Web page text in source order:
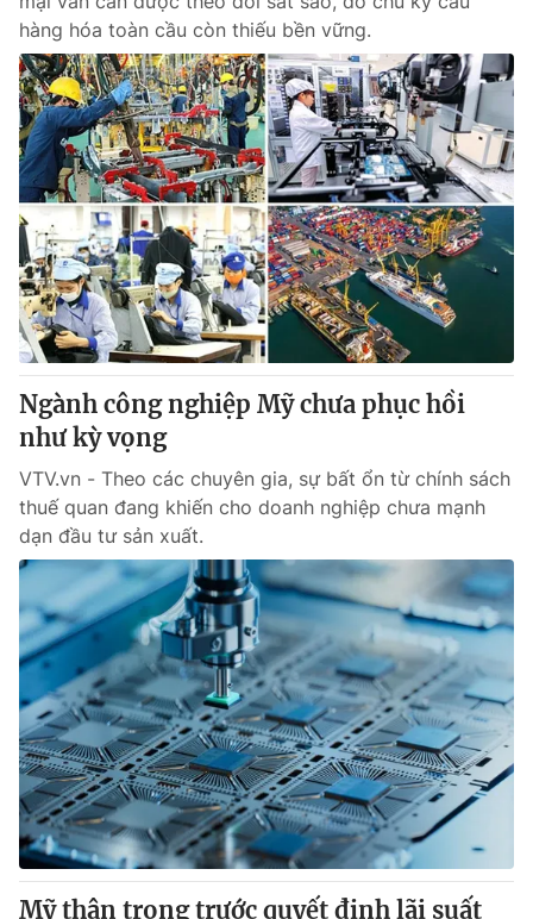
hàng hóa toàn cầu còn thiếu bền vững.
Ngành công nghiệp Mỹ chưa phục hồi
như kỳ vọng
VTV.vn - Theo các chuyên gia, sự bất ổn từ chính sách
thuế quan đang khiến cho doanh nghiệp chưa mạnh
dạn đầu tư sản xuất.
Mỹ thận trọng trước quyết định lãi suất